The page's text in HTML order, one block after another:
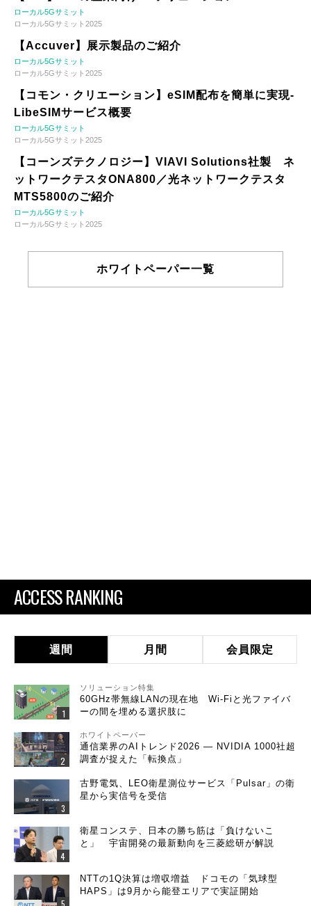
ローカル5Gサミット
ローカル5Gサミット2025
【Accuver】展示製品のご紹介
ローカル5Gサミット
ローカル5Gサミット2025
【コモン・クリエーション】eSIM配布を簡単に実現-
LibeSIMサービス概要
ローカル5Gサミット
ローカル5Gサミット2025
【コーンズテクノロジー】VIAVI Solutions社製 ネ
ットワークテスタONA800／光ネットワークテスタ
MTS5800のご紹介
ローカル5Gサミット
ローカル5Gサミット2025
ホワイトペーパー一覧
ACCESS RANKING
週間 月間 会員限定
ソリューション特集
60GHz帯無線LANの現在地 Wi-Fiと光ファイバ
ーの間を埋める選択肢に
ホワイトペーパー
通信業界のAIトレンド2026 ― NVIDIA 1000社超
調査が捉えた「転換点」
古野電気、LEO衛星測位サービス「Pulsar」の衛
星から実信号を受信
衛星コンステ、日本の勝ち筋は「負けないこ
と」 宇宙開発の最新動向を三菱総研が解説
NTTの1Q決算は増収増益 ドコモの「気球型
HAPS」は9月から能登エリアで実証開始